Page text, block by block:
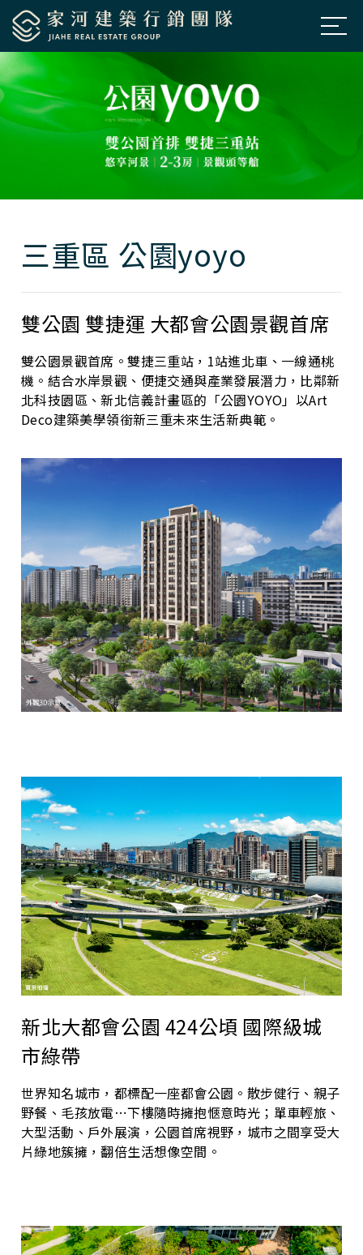
公司簡介 About Us
房市新訊 News
Projects
聯絡我們 Contacts
預約鑑賞 Appointment
三重區 公園yoyo
雙公園 雙捷運 大都會公園景觀首席
雙公園景觀首席。雙捷三重站，1站進北車、一線通桃
機。結合水岸景觀、便捷交通與產業發展潛力，比鄰新
北科技園區、新北信義計畫區的「公園YOYO」以Art
Deco建築美學領銜新三重未來生活新典範。
新北大都會公園 424公頃 國際級城
市綠帶
世界知名城市，都標配一座都會公園。散步健行、親子
野餐、毛孩放電⋯下樓隨時擁抱愜意時光；單車輕旅、
大型活動、戶外展演，公園首席視野，城市之間享受大
片綠地簇擁，翻倍生活想像空間。